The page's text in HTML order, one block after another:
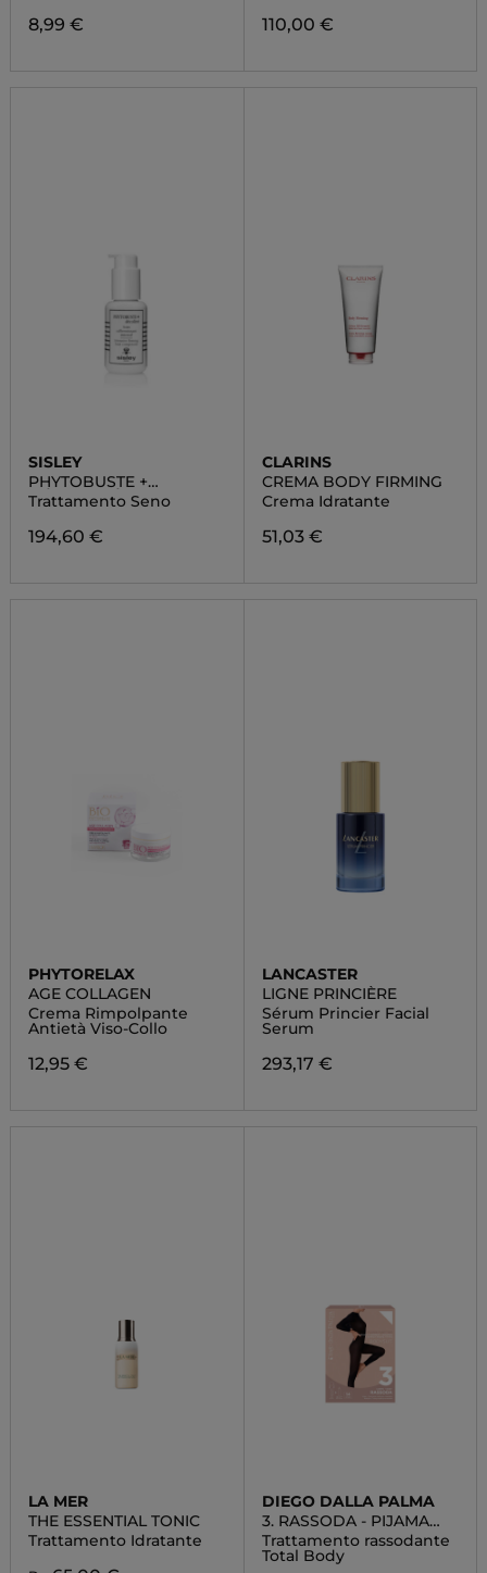
8,99 € 110,00 €
SISLEY
PHYTOBUSTE +
DÉCOLLETÉ
Trattamento Seno
194,60 €
CLARINS
CREMA BODY FIRMING
Crema Idratante
51,03 €
PHYTORELAX
AGE COLLAGEN
Crema Rimpolpante
Antietà Viso-Collo
12,95 €
LANCASTER
LIGNE PRINCIÈRE
Sérum Princier Facial
Serum
293,17 €
LA MER
THE ESSENTIAL TONIC
Trattamento Idratante
DIEGO DALLA PALMA
3. RASSODA - PIJAMA
PANT KIT
Trattamento rassodante
Total Body